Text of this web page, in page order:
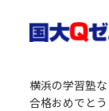
横浜の学習塾
合格おめでと